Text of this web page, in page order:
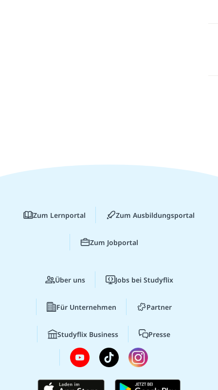
Zum Lernportal Zum Ausbildungsportal
Zum Jobportal
Über uns Jobs bei Studyflix
Für Unternehmen Partner
Studyflix Business Presse